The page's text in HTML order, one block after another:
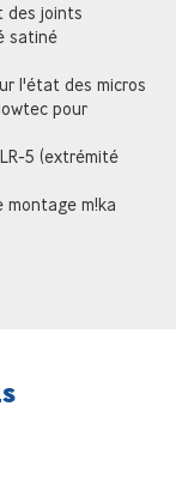
des joints
satiné
l'état des micros
pour
5 (extrémité
montage m!ka